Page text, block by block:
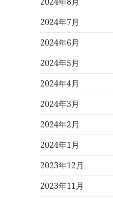
2024年7月
2024年6月
2024年5月
2024年4月
2024年3月
2024年2月
2024年1月
2023年12月
2023年11月